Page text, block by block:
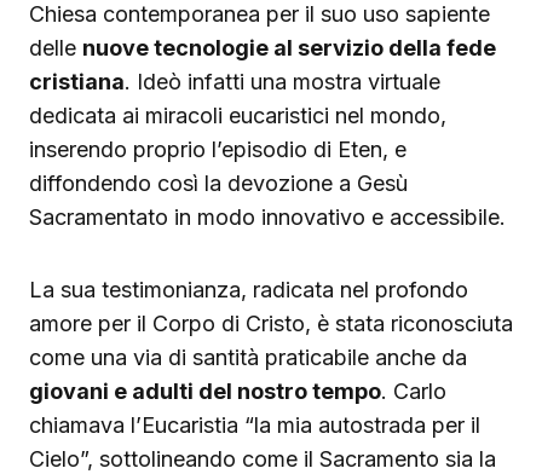
Chiesa contemporanea per il suo uso sapiente
delle nuove tecnologie al servizio della fede
cristiana. Ideò infatti una mostra virtuale
dedicata ai miracoli eucaristici nel mondo,
inserendo proprio l’episodio di Eten, e
diffondendo così la devozione a Gesù
Sacramentato in modo innovativo e accessibile.
La sua testimonianza, radicata nel profondo
amore per il Corpo di Cristo, è stata riconosciuta
come una via di santità praticabile anche da
giovani e adulti del nostro tempo. Carlo
chiamava l’Eucaristia “la mia autostrada per il
Cielo”, sottolineando come il Sacramento sia la